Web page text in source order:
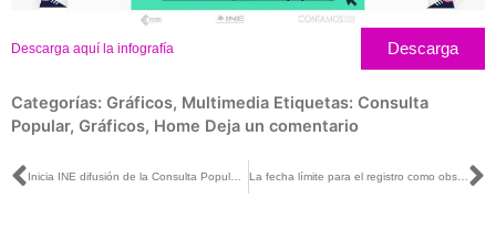
Descarga aquí la infografía Descarga
Categorías: Gráficos, Multimedia Etiquetas: Consulta
Popular, Gráficos, Home Deja un comentario
Ant La fecha límite para el registro como observadora u observador en la Consulta Popular se amplió al 23 de julio.